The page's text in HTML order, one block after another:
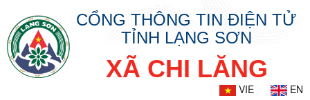
CỔNG THÔNG TIN ĐIỆN TỬ
TỈNH LẠNG SƠN
XÃ CHI LĂNG
VIE EN